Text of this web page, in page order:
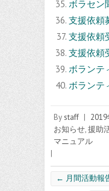
ボラセン
支援依頼
支援依頼
支援依頼
ボランテ
ボランテ
Bystaff |
お知らせ,援助
マニュアル
|
← 月間活動報